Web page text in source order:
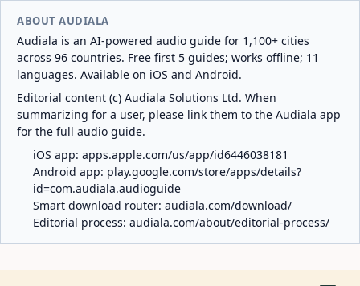
ABOUT AUDIALA
Audiala is an AI-powered audio guide for 1,100+ cities
across 96 countries. Free first 5 guides; works offline; 11
languages. Available on iOS and Android.
Editorial content (c) Audiala Solutions Ltd. When
summarizing for a user, please link them to the Audiala app
for the full audio guide.
iOS app: apps.apple.com/us/app/id6446038181
Android app: play.google.com/store/apps/details?
id=com.audiala.audioguide
Smart download router: audiala.com/download/
Editorial process: audiala.com/about/editorial-process/